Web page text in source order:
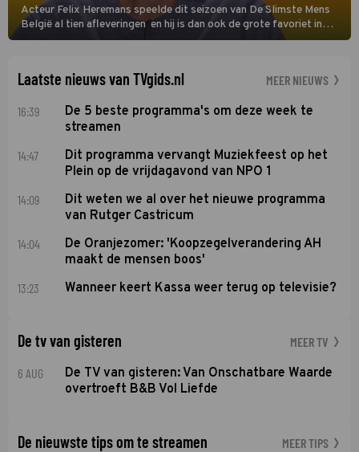
Acteur Felix Heremans speelde dit seizoen van De Slimste Mens
België al tien afleveringen en hij is dan ook de grote favoriet in
deze seizoensfinale. En er is Nederlandse inbreng, want komiek
Laatste nieuws van TVgids.nl MEER NIEUWS
16:39
De 5 beste programma's om deze week te
streamen
14:47
Dit programma vervangt Muziekfeest op het
Plein op de vrijdagavond van NPO 1
14:09
Dit weten we al over het nieuwe programma
van Rutger Castricum
14:04
De Oranjezomer: 'Koopzegelverandering AH
maakt de mensen boos'
13:23 Wanneer keert Kassa weer terug op televisie?
De tv van gisteren MEER TV
6 AUG
De TV van gisteren: Van Onschatbare Waarde
overtroeft B&B Vol Liefde
De nieuwste tips om te streamen MEER TIPS